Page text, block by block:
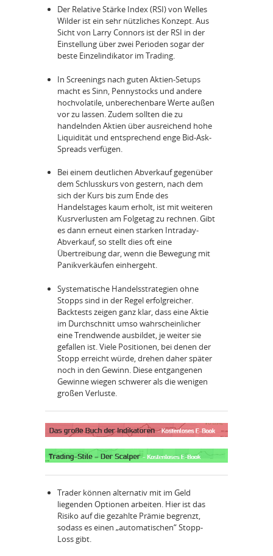
Der Relative Stärke Index (RSI) von Welles
Wilder ist ein sehr nützliches Konzept. Aus
Sicht von Larry Connors ist der RSI in der
Einstellung über zwei Perioden sogar der
beste Einzelindikator im Trading.
In Screenings nach guten Aktien-Setups
macht es Sinn, Pennystocks und andere
hochvolatile, unberechenbare Werte außen
vor zu lassen. Zudem sollten die zu
handelnden Aktien über ausreichend hohe
Liquidität und entsprechend enge Bid-Ask-
Spreads verfügen.
Bei einem deutlichen Abverkauf gegenüber
dem Schlusskurs von gestern, nach dem
sich der Kurs bis zum Ende des
Handelstages kaum erholt, ist mit weiteren
Kusrverlusten am Folgetag zu rechnen. Gibt
es dann erneut einen starken Intraday-
Abverkauf, so stellt dies oft eine
Übertreibung dar, wenn die Bewegung mit
Panikverkäufen einhergeht.
Systematische Handelsstrategien ohne
Stopps sind in der Regel erfolgreicher.
Backtests zeigen ganz klar, dass eine Aktie
im Durchschnitt umso wahrscheinlicher
eine Trendwende ausbildet, je weiter sie
gefallen ist. Viele Positionen, bei denen der
Stopp erreicht würde, drehen daher später
noch in den Gewinn. Diese entgangenen
Gewinne wiegen schwerer als die wenigen
großen Verluste.
Trader können alternativ mit im Geld
liegenden Optionen arbeiten. Hier ist das
Risiko auf die gezahlte Prämie begrenzt,
sodass es einen „automatischen“ Stopp-
Loss gibt.